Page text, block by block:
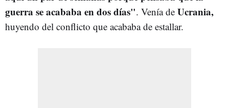
guerra se acababa en dos días". Venía de Ucrania,
huyendo del conflicto que acababa de estallar.